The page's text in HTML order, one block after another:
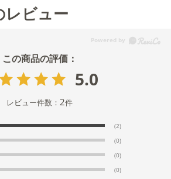
レビュー
5.0
レビュー件数：2件
(2)
(0)
(0)
(0)